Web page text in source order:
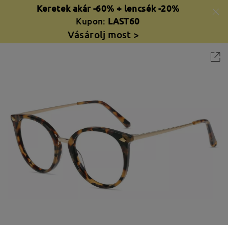
Keretek akár -60% + lencsék -20%
Kupon: LAST60
Vásárolj most >